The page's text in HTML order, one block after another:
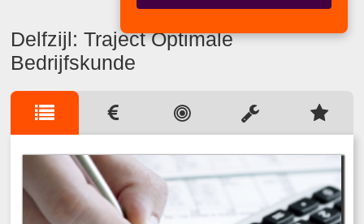
Delfzijl: Traject Optimale
Bedrijfskunde